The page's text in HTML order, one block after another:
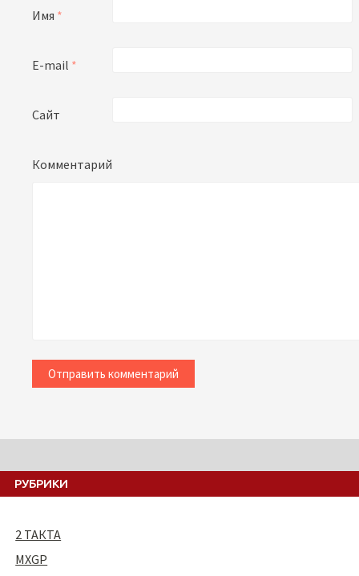
Имя *
E-mail *
Сайт
Комментарий
РУБРИКИ
2 ТАКТА
MXGP